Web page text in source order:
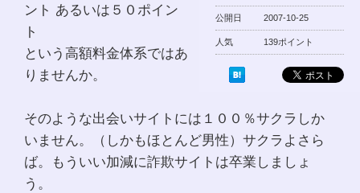
公開日 2007-10-25
人気 139ポイント
ント あるいは５０ポイン
ト
という高額料金体系ではあ
りませんか。
そのような出会いサイトには１００％サクラしか
いません。（しかもほとんど男性）サクラよさら
ば。もういい加減に詐欺サイトは卒業しましょ
う。